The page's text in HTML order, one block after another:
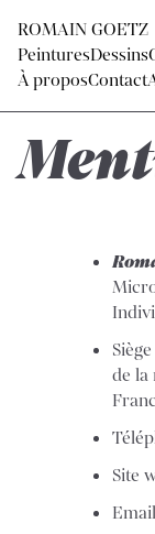
ROMAIN GOETZ
PeinturesDessins
À proposContact
de la
Site